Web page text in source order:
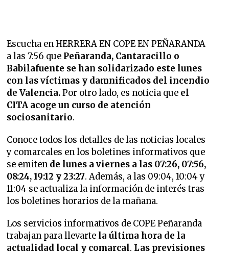
Escucha en HERRERA EN COPE EN PEÑARANDA
a las 7:56 que Peñaranda, Cantaracillo o
Babilafuente se han solidarizado este lunes
con las víctimas y damnificados del incendio
de Valencia.Por otro lado, es noticia que el
CITA acoge un curso de atención
sociosanitario.
Conoce todos los detalles de las noticias locales
y comarcales en los boletines informativos que
se emiten de lunes a viernes a las 07:26, 07:56,
08:24, 19:12 y 23:27. Además, a las 09:04, 10:04 y
11:04 se actualiza la información de interés tras
los boletines horarios de la mañana.
Los servicios informativos de COPE Peñaranda
trabajan para llevarte la última hora de la
actualidad local y comarcal. Las previsiones